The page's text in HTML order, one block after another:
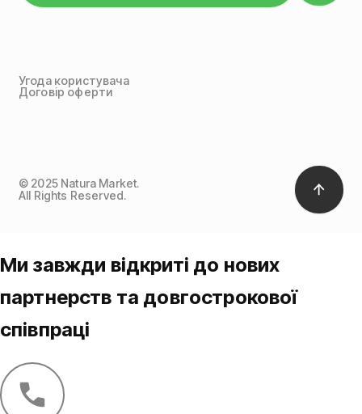
Угода користувача
Договір оферти
© 2025 Natura Market.
All Rights Reserved.
Ми завжди відкриті до нових
партнерств та довгострокової
співпраці